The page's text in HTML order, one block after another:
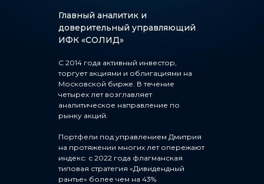
С 2014 года активный инвестор,
торгует акциями и облигациями на
Московской бирже. В течение
четырех лет возглавляет
аналитическое направление по
рынку акций.
Портфели под управлением Дмитрия
на протяжении многих лет опережают
индекс: с 2022 года флагманская
типовая стратегия «Дивидендный
рантье» более чем на 43%
Главный аналитик и
доверительный управляющий
ИФК «СОЛИД»